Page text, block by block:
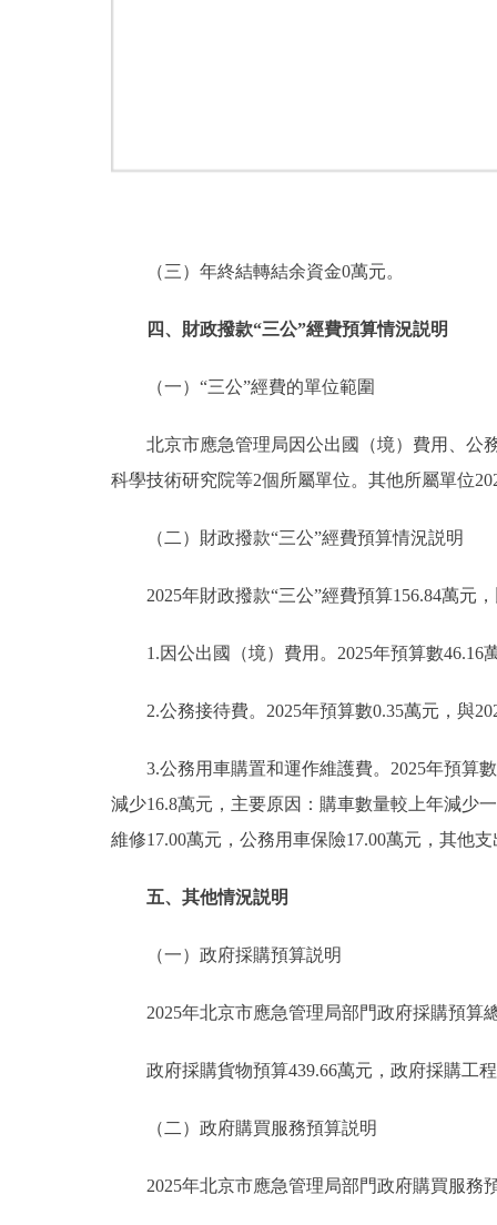
（三）年終結轉結余資金0萬元。
四、財政撥款“三公”經費預算情況説明
（一）“三公”經費的單位範圍
北京市應急管理局因公出國（境）費用、公務
科學技術研究院等2個所屬單位。其他所屬單位
（二）財政撥款“三公”經費預算情況説明
2025年財政撥款“三公”經費預算156.84萬元，
1.因公出國（境）費用。2025年預算數46.16
2.公務接待費。2025年預算數0.35萬元，與
3.公務用車購置和運作維護費。2025年預算數
減少16.8萬元，主要原因：購車數量較上年減少
維修17.00萬元，公務用車保險17.00萬元，其他
五、其他情況説明
（一）政府採購預算説明
2025年北京市應急管理局部門政府採購預算總
政府採購貨物預算439.66萬元，政府採購工程
（二）政府購買服務預算説明
2025年北京市應急管理局部門政府購買服務預